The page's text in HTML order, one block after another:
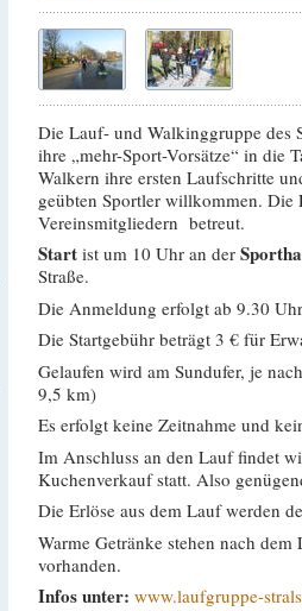
Die Lauf- und Walkinggruppe
ihre „mehr-Sport-Vorsätze“ in die
Walkern ihre ersten Laufschritte
geübten Sportler willkommen. Die
Vereinsmitgliedern betreut.
Start ist um 10 Uhr an der
Straße.
Die Anmeldung erfolgt ab 9.30
Die Startgebühr beträgt 3 € für
Gelaufen wird am Sundufer, je
9,5 km)
Es erfolgt keine Zeitnahme und
Im Anschluss an den Lauf findet
Kuchenverkauf statt. Also
Die Erlöse aus dem Lauf werden
Warme Getränke stehen nach
vorhanden.
Infos unter: www.laufgruppe-